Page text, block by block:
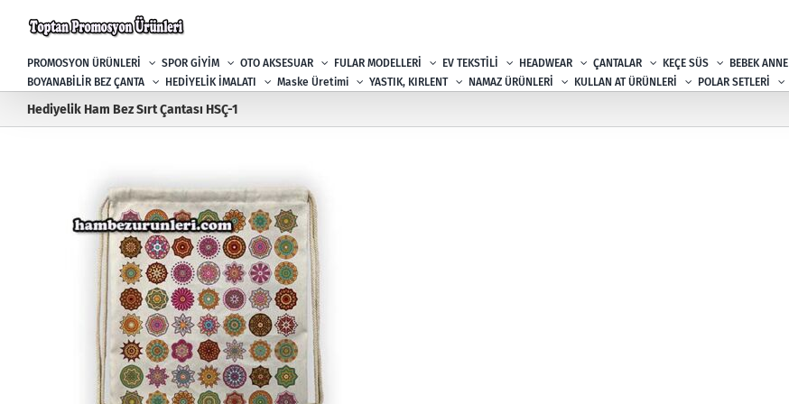
PROMOSYON ÜRÜNLERİ SPOR GİYİM OTO AKSESUAR FULAR MODELLERİ EV TEKSTİLİ HEADWEAR ÇANTALAR KEÇE SÜS BEBEK ANNE
BOYANABİLİR BEZ ÇANTA
HEDİYELİK İMALATI Maske Üretimi YASTIK, KIRLENT NAMAZ ÜRÜNLERİ KULLAN AT ÜRÜNLERİ POLAR SETLERİ
Hediyelik Ham Bez Sırt Çantası HSÇ-1